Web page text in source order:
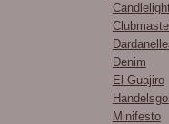
Denim
El Guajiro
Minifesto